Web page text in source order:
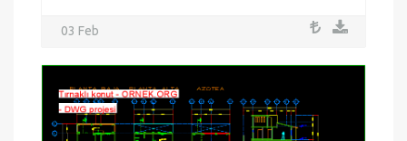
03 Feb